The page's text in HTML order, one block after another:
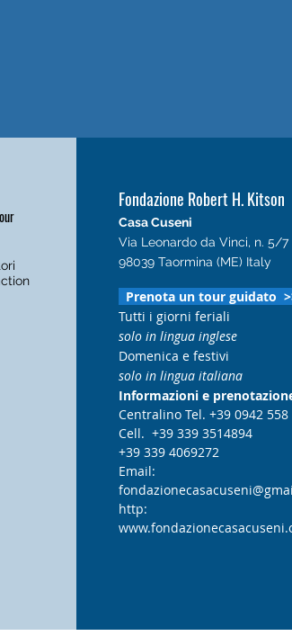
Fondazione Robert H. Kitson
Casa Cuseni
Via Leonardo da Vinci, n. 5/7
98039 Taormina (ME) Italy
Prenota un tour guidato
Tutti i giorni feriali
solo in lingua inglese
Domenica e festivi
solo in lingua italiana
Informazioni e
Centralino Tel. +39 0942 558
Cell. +39 339 3514894
+39 339 4069272
Email:
http: